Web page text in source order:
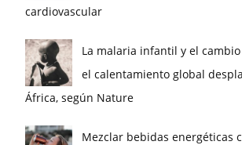
cardiovascular
La malaria infantil y el
el calentamiento global
África, según Nature
Mezclar bebidas energéticas